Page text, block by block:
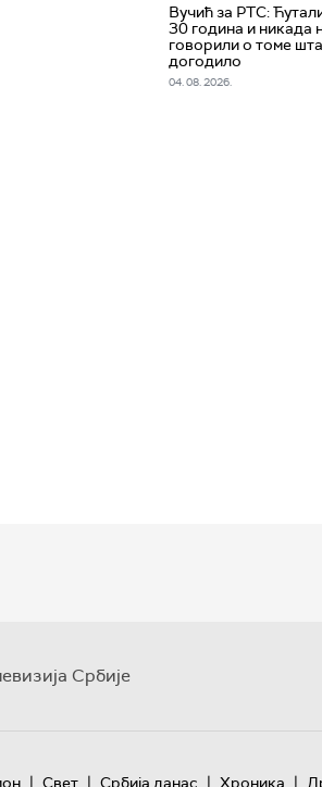
Вучић за РТС:
30 година и никада
говорили о томе
догодило
04. 08. 2026.
Србије
| Свет | Србија данас | Хроника |